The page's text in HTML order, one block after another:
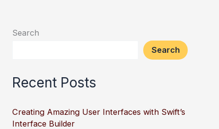
Search
Search
Recent Posts
Creating Amazing User Interfaces with Swift’s
Interface Builder